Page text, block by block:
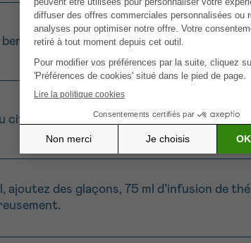
bergamotes et ajoutez 1 c. à soupe de
citrons verts) pour obtenir environ 120 ml
ajoutez des glaçons, 75 ml d’infusion de